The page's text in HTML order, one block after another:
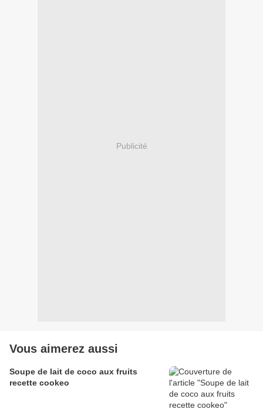
Publicité
Vous aimerez aussi
Soupe de lait de coco aux fruits
recette cookeo